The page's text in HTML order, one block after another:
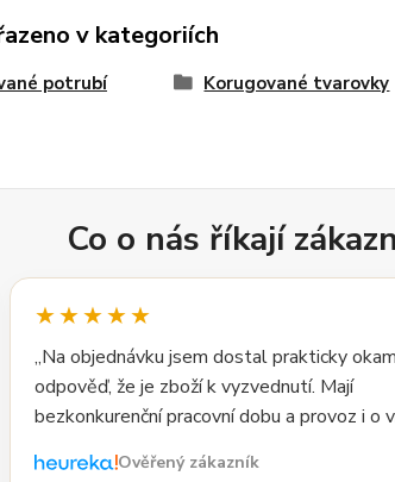
v kategoriích
potrubí Korugované tvarovky
Co o nás říkají
★★★★★
„Na objednávku jsem dostal prakticky
odpověď, že je zboží k vyzvednutí. Mají
bezkonkurenční pracovní dobu a provoz i o
Ověřený zákazník